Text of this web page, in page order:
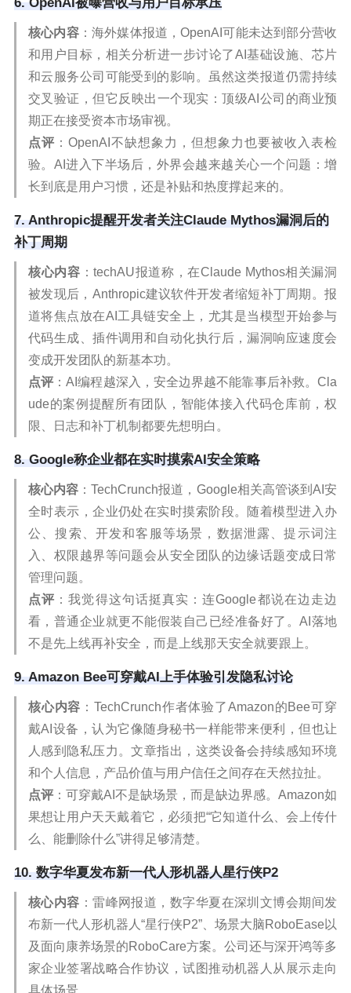
核心内容：海外媒体报道，OpenAI可能未达到部分营收
和用户目标，相关分析进一步讨论了AI基础设施、芯片
和云服务公司可能受到的影响。虽然这类报道仍需持续
交叉验证，但它反映出一个现实：顶级AI公司的商业预
期正在接受资本市场审视。
点评 ：OpenAI不缺想象力，但想象力也要被收入表检
验。AI进入下半场后，外界会越来越关心一个问题：增
长到底是用户习惯，还是补贴和热度撑起来的。
7. Anthropic提醒开发者关注Claude Mythos漏洞后的
补丁周期
核心内容 ：techAU报道称，在Claude Mythos相关漏洞
被发现后，Anthropic建议软件开发者缩短补丁周期。报
道将焦点放在AI工具链安全上，尤其是当模型开始参与
代码生成、插件调用和自动化执行后，漏洞响应速度会
变成开发团队的新基本功。
点评 ：AI编程越深入，安全边界越不能靠事后补救。Cla
ude的案例提醒所有团队，智能体接入代码仓库前，权
限、日志和补丁机制都要先想明白。
8. Google称企业都在实时摸索AI安全策略
核心内容 ：TechCrunch报道，Google相关高管谈到AI安
全时表示，企业仍处在实时摸索阶段。随着模型进入办
公、搜索、开发和客服等场景，数据泄露、提示词注
入、权限越界等问题会从安全团队的边缘话题变成日常
管理问题。
点评 ：我觉得这句话挺真实：连Google都说在边走边
看，普通企业就更不能假装自己已经准备好了。AI落地
不是先上线再补安全，而是上线那天安全就要跟上。
9. Amazon Bee可穿戴AI上手体验引发隐私讨论
核心内容 ：TechCrunch作者体验了Amazon的Bee可穿
戴AI设备，认为它像随身秘书一样能带来便利，但也让
人感到隐私压力。文章指出，这类设备会持续感知环境
和个人信息，产品价值与用户信任之间存在天然拉扯。
点评 ：可穿戴AI不是缺场景，而是缺边界感。Amazon如
果想让用户天天戴着它，必须把“它知道什么、会上传什
么、能删除什么”讲得足够清楚。
10. 数字华夏发布新一代人形机器人星行侠P2
核心内容 ：雷峰网报道，数字华夏在深圳文博会期间发
布新一代人形机器人“星行侠P2”、场景大脑RoboEase以
及面向康养场景的RoboCare方案。公司还与深开鸿等多
家企业签署战略合作协议，试图推动机器人从展示走向
具体场景。